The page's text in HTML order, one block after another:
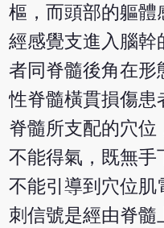
樞，而頭部的軀體
經感覺支進入腦幹
者同脊髓後角在形
性脊髓橫貫損傷患
脊髓所支配的穴位
不能得氣，既無手
不能引導到穴位肌
刺信號是經由脊髓